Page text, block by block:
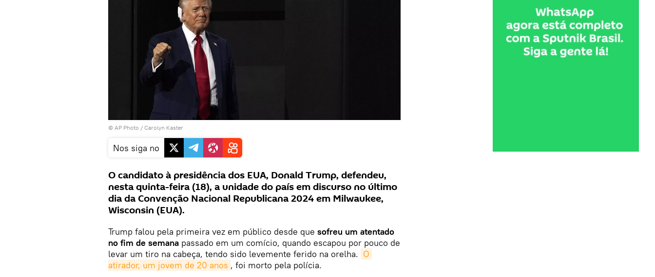
© AP Photo / Carolyn Kaster
Nos siga no
O candidato à presidência dos EUA, Donald Trump, defendeu,
nesta quinta-feira (18), a unidade do país em discurso no último
dia da Convenção Nacional Republicana 2024 em Milwaukee,
Wisconsin (EUA).
Trump falou pela primeira vez em público desde que sofreu um atentado
no fim de semana passado em um comício, quando escapou por pouco de
levar um tiro na cabeça, tendo sido levemente ferido na orelha. O
atirador, um jovem de 20 anos , foi morto pela polícia.